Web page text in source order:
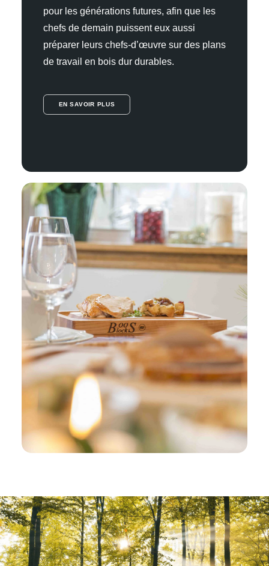
pour les générations futures, afin que les
chefs de demain puissent eux aussi
préparer leurs chefs-d’œuvre sur des plans
de travail en bois dur durables.
EN SAVOIR PLUS